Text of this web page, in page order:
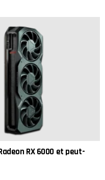
RX 6000 et peut-